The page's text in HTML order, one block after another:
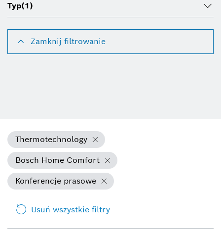
Typ(1)
Zamknij filtrowanie
Thermotechnology
Bosch Home Comfort
Konferencje prasowe
Usuń wszystkie filtry